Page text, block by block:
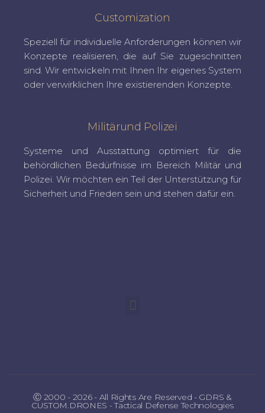
Customization
Speziell für individuelle Anforderungen können wir
Konzepte realisieren, die auf Sie zugeschnitten
sind. Wir entwickeln mit Ihnen Ihr eigenes System
oder verwirklichen Ihre existierenden Konzepte.
Militärund Polizei
Systeme und Ausstattung optimiert für die
behördlichen Bedürfnisse im Bereich Militär und
Polizei. Wir möchten ein Teil der Unterstützung für
Sicherheit und Frieden sein und stehen dafür ein.
Ⓒ 2000 - 2026 - All Rights Are Reserved - GDRS &
CUSTOM.DRONES - Tactical Defense Technologies